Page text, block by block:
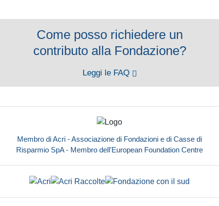
Come posso richiedere un
contributo alla Fondazione?
Leggi le FAQ
Membro di Acri - Associazione di Fondazioni e di Casse di
Risparmio SpA - Membro dell'European Foundation Centre